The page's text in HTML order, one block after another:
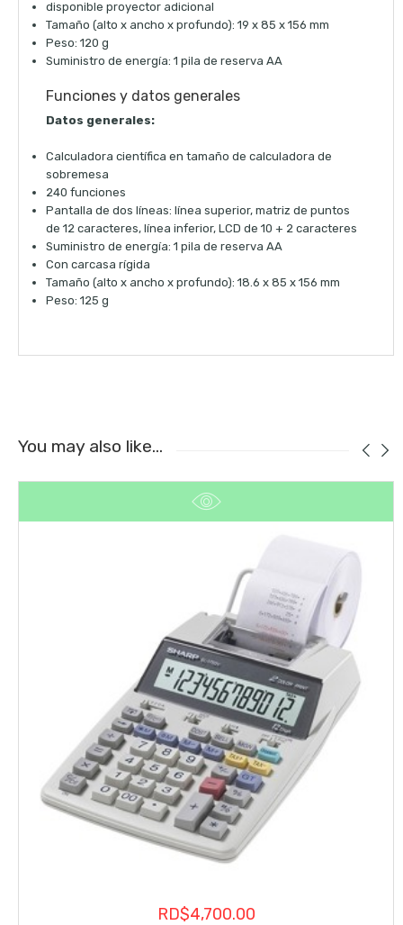
disponible proyector adicional
Tamaño (alto x ancho x profundo): 19 x 85 x 156 mm
Peso: 120 g
Suministro de energía: 1 pila de reserva AA
Funciones y datos generales
Datos generales:
Calculadora científica en tamaño de calculadora de
sobremesa
240 funciones
Pantalla de dos líneas: línea superior, matriz de puntos
de 12 caracteres, línea inferior, LCD de 10 + 2 caracteres
Suministro de energía: 1 pila de reserva AA
Con carcasa rígida
Tamaño (alto x ancho x profundo): 18.6 x 85 x 156 mm
Peso: 125 g
You may also like…
RD$4,700.00